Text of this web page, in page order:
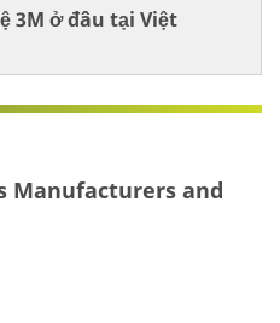
3M ở đâu tại Việt
Manufacturers and